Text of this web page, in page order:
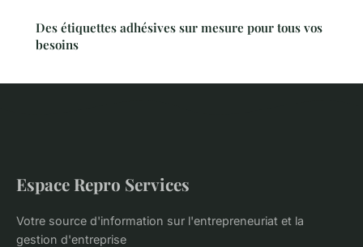
Des étiquettes adhésives sur mesure pour tous vos
besoins
Espace Repro Services
Votre source d'information sur l'entrepreneuriat et la
gestion d'entreprise